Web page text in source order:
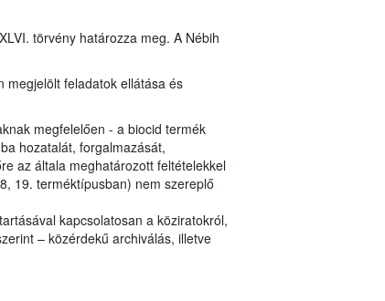
törvény határozza meg. A Nébih
megjelölt feladatok ellátása és
megfelelően - a biocid termék
hozatalát, forgalmazását,
az általa meghatározott feltételekkel
19. terméktípusban) nem szereplő
kapcsolatosan a köziratokról,
– közérdekű archiválás, illetve